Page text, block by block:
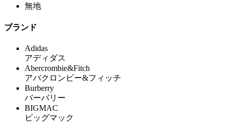
無地
ブランド
Adidas
アディダス
Abercrombie&Fitch
アバクロンビー&フィッチ
Burberry
バーバリー
BIGMAC
ビッグマック